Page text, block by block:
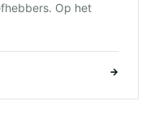
Op het
→